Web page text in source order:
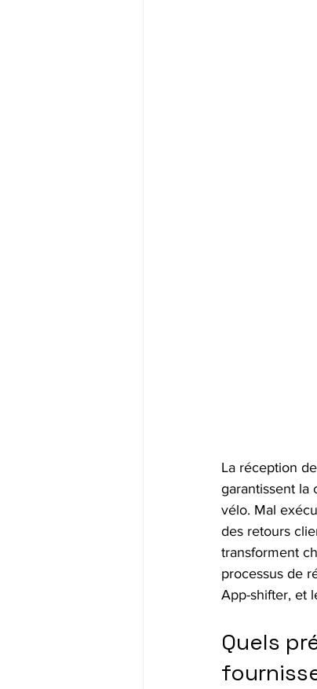
La réception
garantissent la
vélo. Mal
des retours
transforment
processus de
App-shifter, et
Quels